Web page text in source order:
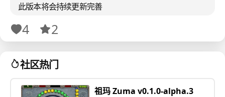
此版本将会持续更新完善
4 2
社区热门
祖玛 Zuma v0.1.0-alpha.3